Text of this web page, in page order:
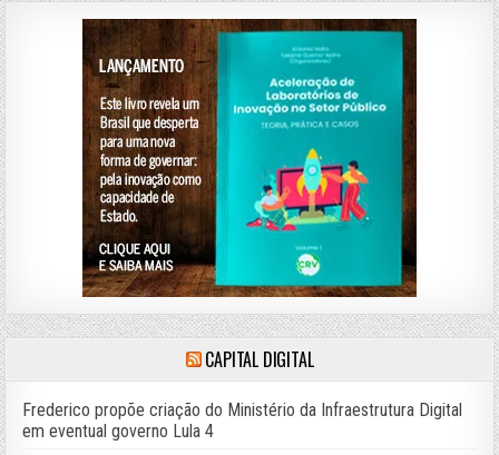
CAPITAL DIGITAL
Frederico propõe criação do Ministério da Infraestrutura Digital
em eventual governo Lula 4